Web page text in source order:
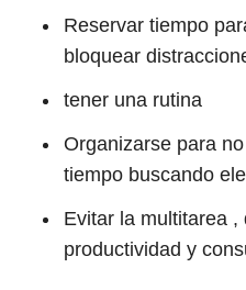
Reservar tiempo
bloquear
tener una rutina
Organizarse para
tiempo buscando
Evitar la multitarea ,
productividad y